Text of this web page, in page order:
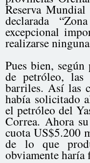
Reserva
declarada
excepcional
realizarse
Pues bien,
de petróleo,
barriles. Así las
había solicitado
el petróleo del
Correa. Ahora
cuota US$5.200
de lo que
obviamente haría